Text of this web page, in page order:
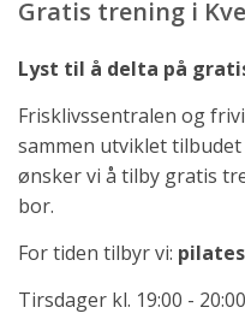
Gratis trening i
Lyst til å delta på
Frisklivssentralen og
sammen utviklet
ønsker vi å tilby gratis
bor.
For tiden tilbyr vi:
Tirsdager kl. 19:00 -